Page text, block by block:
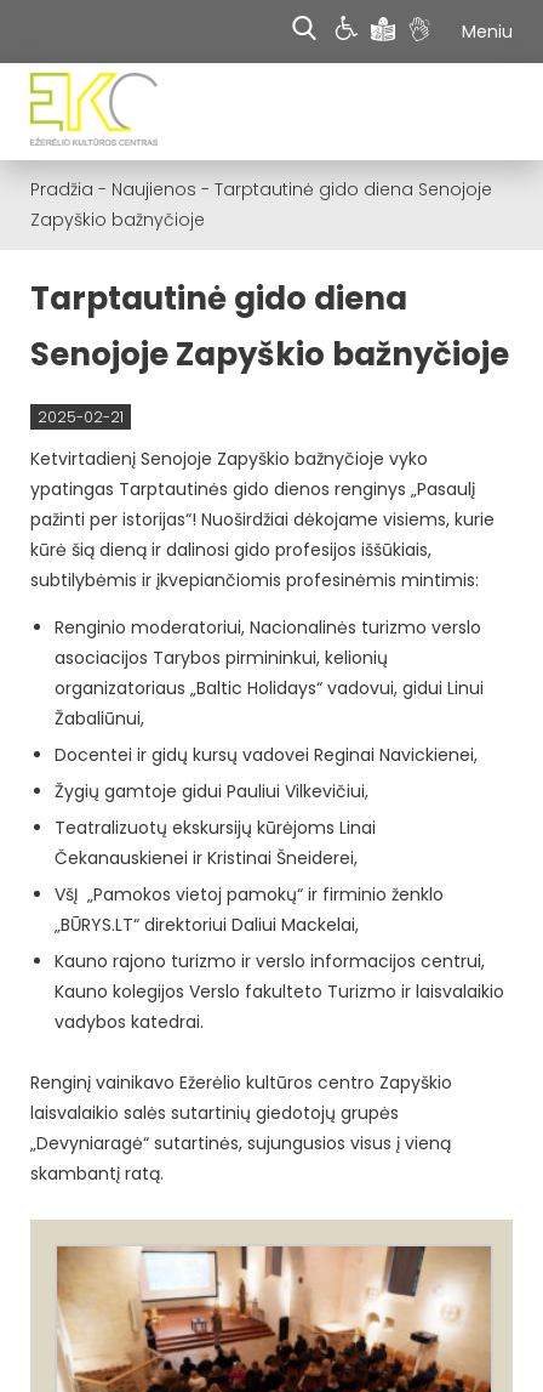
Meniu
Pradžia - Naujienos - Tarptautinė gido diena Senojoje
Zapyškio bažnyčioje
Tarptautinė gido diena
Senojoje Zapyškio bažnyčioje
2025-02-21
Ketvirtadienį Senojoje Zapyškio bažnyčioje vyko
ypatingas Tarptautinės gido dienos renginys „Pasaulį
pažinti per istorijas“! Nuoširdžiai dėkojame visiems, kurie
kūrė šią dieną ir dalinosi gido profesijos iššūkiais,
subtilybėmis ir įkvepiančiomis profesinėmis mintimis:
Renginio moderatoriui, Nacionalinės turizmo verslo
asociacijos Tarybos pirmininkui, kelionių
organizatoriaus „Baltic Holidays“ vadovui, gidui Linui
Žabaliūnui,
Docentei ir gidų kursų vadovei Reginai Navickienei,
Žygių gamtoje gidui Pauliui Vilkevičiui,
Teatralizuotų ekskursijų kūrėjoms Linai
Čekanauskienei ir Kristinai Šneiderei,
VšĮ „Pamokos vietoj pamokų“ ir firminio ženklo
„BŪRYS.LT“ direktoriui Daliui Mackelai,
Kauno rajono turizmo ir verslo informacijos centrui,
Kauno kolegijos Verslo fakulteto Turizmo ir laisvalaikio
vadybos katedrai.
Renginį vainikavo Ežerėlio kultūros centro Zapyškio
laisvalaikio salės sutartinių giedotojų grupės
„Devyniaragė“ sutartinės, sujungusios visus į vieną
skambantį ratą.